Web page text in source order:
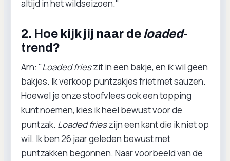
altijd in het wildseizoen."
2. Hoe kijk jij naar de loaded-
trend?
Arn: "Loaded frieszit in een bakje, en ik wil geen
bakjes. Ik verkoop puntzakjes friet met sauzen.
Hoewel je onze stoofvlees ook een topping
kunt noemen, kies ik heel bewust voor de
puntzak. Loaded frieszijn een kant die ik niet op
wil. Ik ben 26 jaar geleden bewust met
puntzakken begonnen. Naar voorbeeld van de